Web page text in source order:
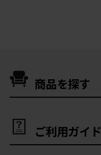
商品を探す
ご利用ガイド